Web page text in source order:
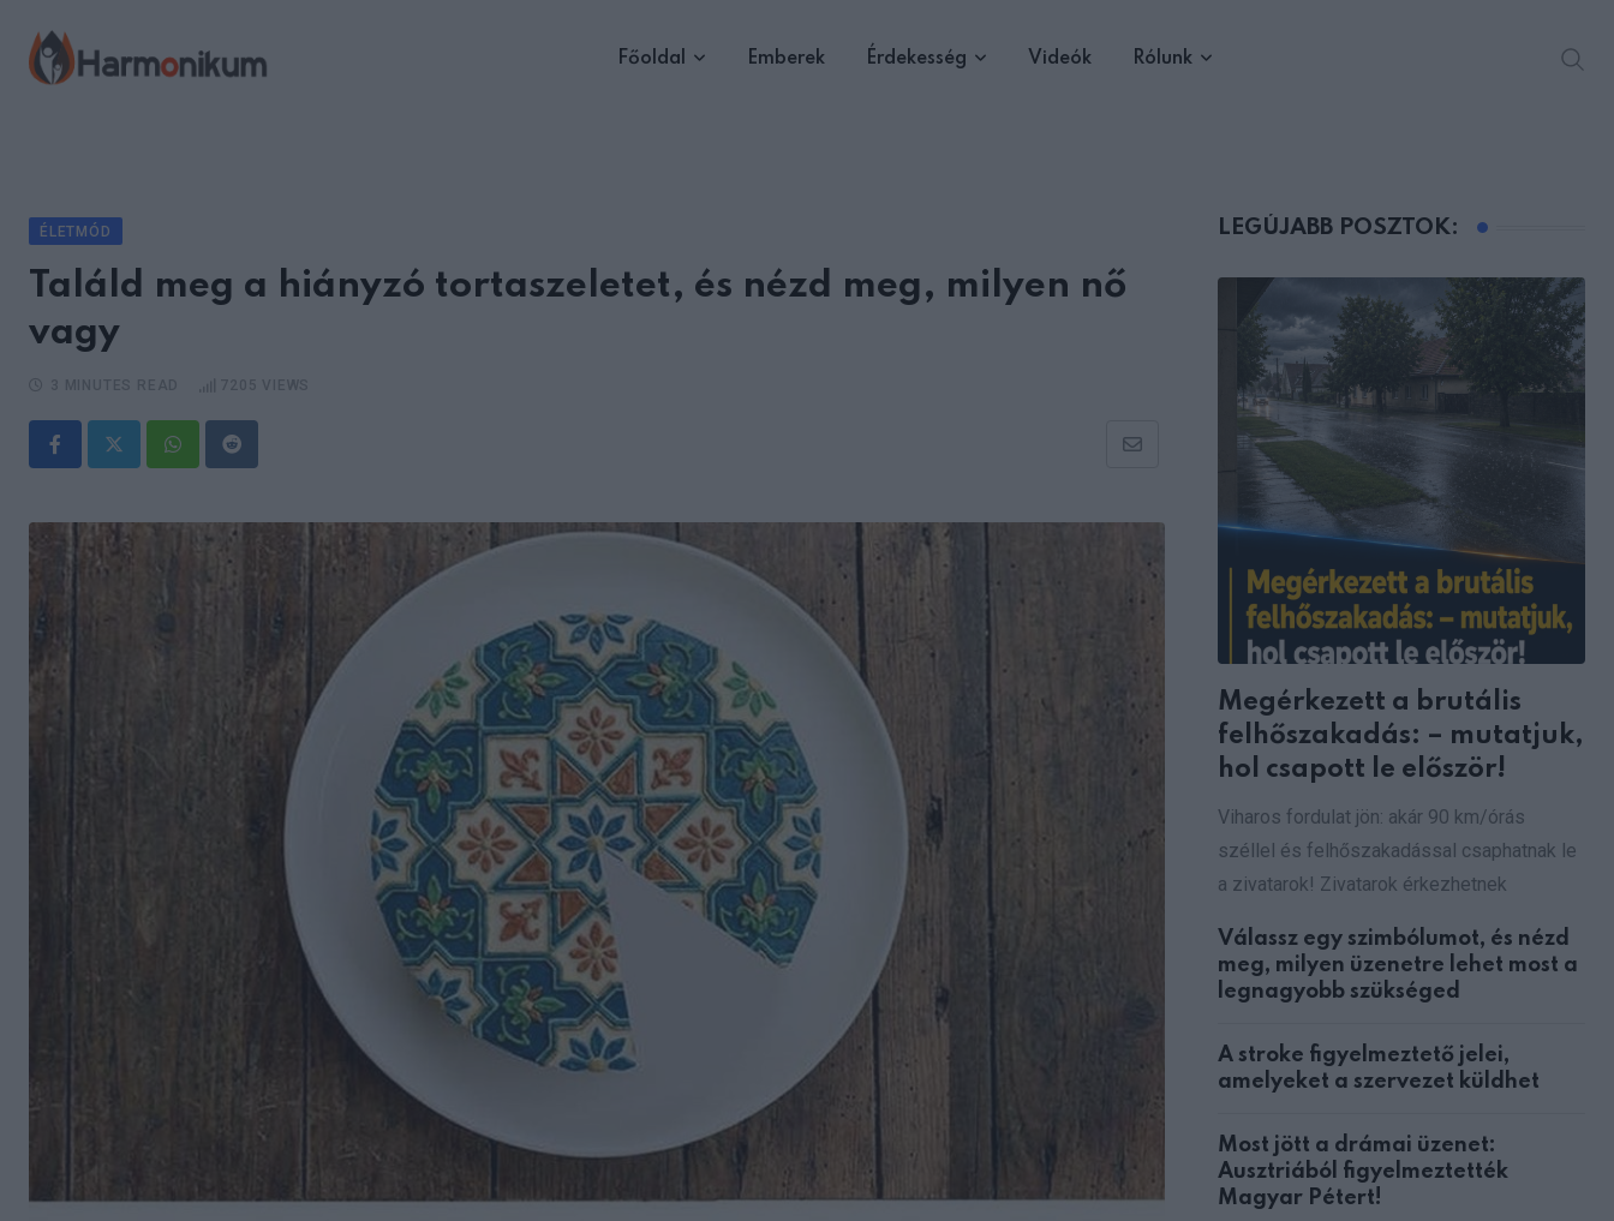
content
Főoldal Emberek Érdekesség Videók Rólunk
ÉLETMÓD
Találd meg a hiányzó tortaszeletet, és nézd meg, milyen nő
vagy
WhatsappReddit
Share
Email
LEGÚJABB POSZTOK:
Megérkezett a brutális
felhőszakadás: – mutatjuk,
hol csapott le először!
Viharos fordulat jön: akár 90 km/órás
széllel és felhőszakadással csaphatnak le
a zivatarok! Zivatarok érkezhetnek
Válassz egy szimbólumot, és nézd
meg, milyen üzenetre lehet most a
legnagyobb szükséged
A stroke figyelmeztető jelei,
amelyeket a szervezet küldhet
Most jött a drámai üzenet:
Ausztriából figyelmeztették
Magyar Pétert!